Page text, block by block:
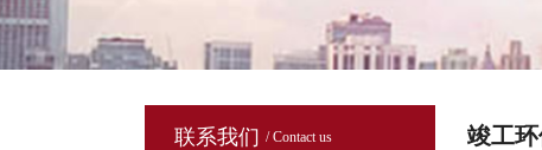
联系我们 / Contact us 竣工